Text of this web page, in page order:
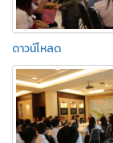
ดาวน์โหลด